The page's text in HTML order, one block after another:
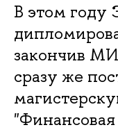
В этом году
закончив
сразу же